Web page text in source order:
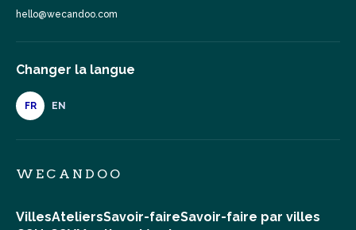
hello@wecandoo.com
Changer la langue
FR EN
WECANDOO
VillesAteliersSavoir-faireSavoir-faire par villes